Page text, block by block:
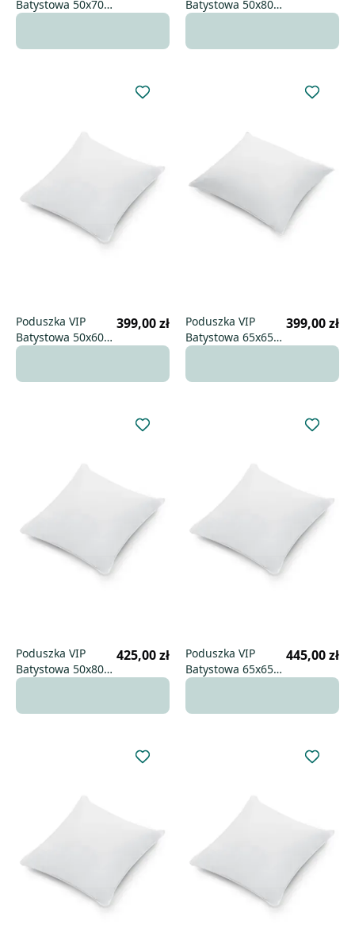
Batystowa 50x70
uniwersalna
Batystowa 50x80
niska
Poduszka VIP
Batystowa 50x60
wysoka
399,00 zł
Poduszka VIP
Batystowa 65x65
niska
399,00 zł
Poduszka VIP
Batystowa 50x80
uniwersalna
425,00 zł
Poduszka VIP
Batystowa 65x65
uniwersalna
445,00 zł